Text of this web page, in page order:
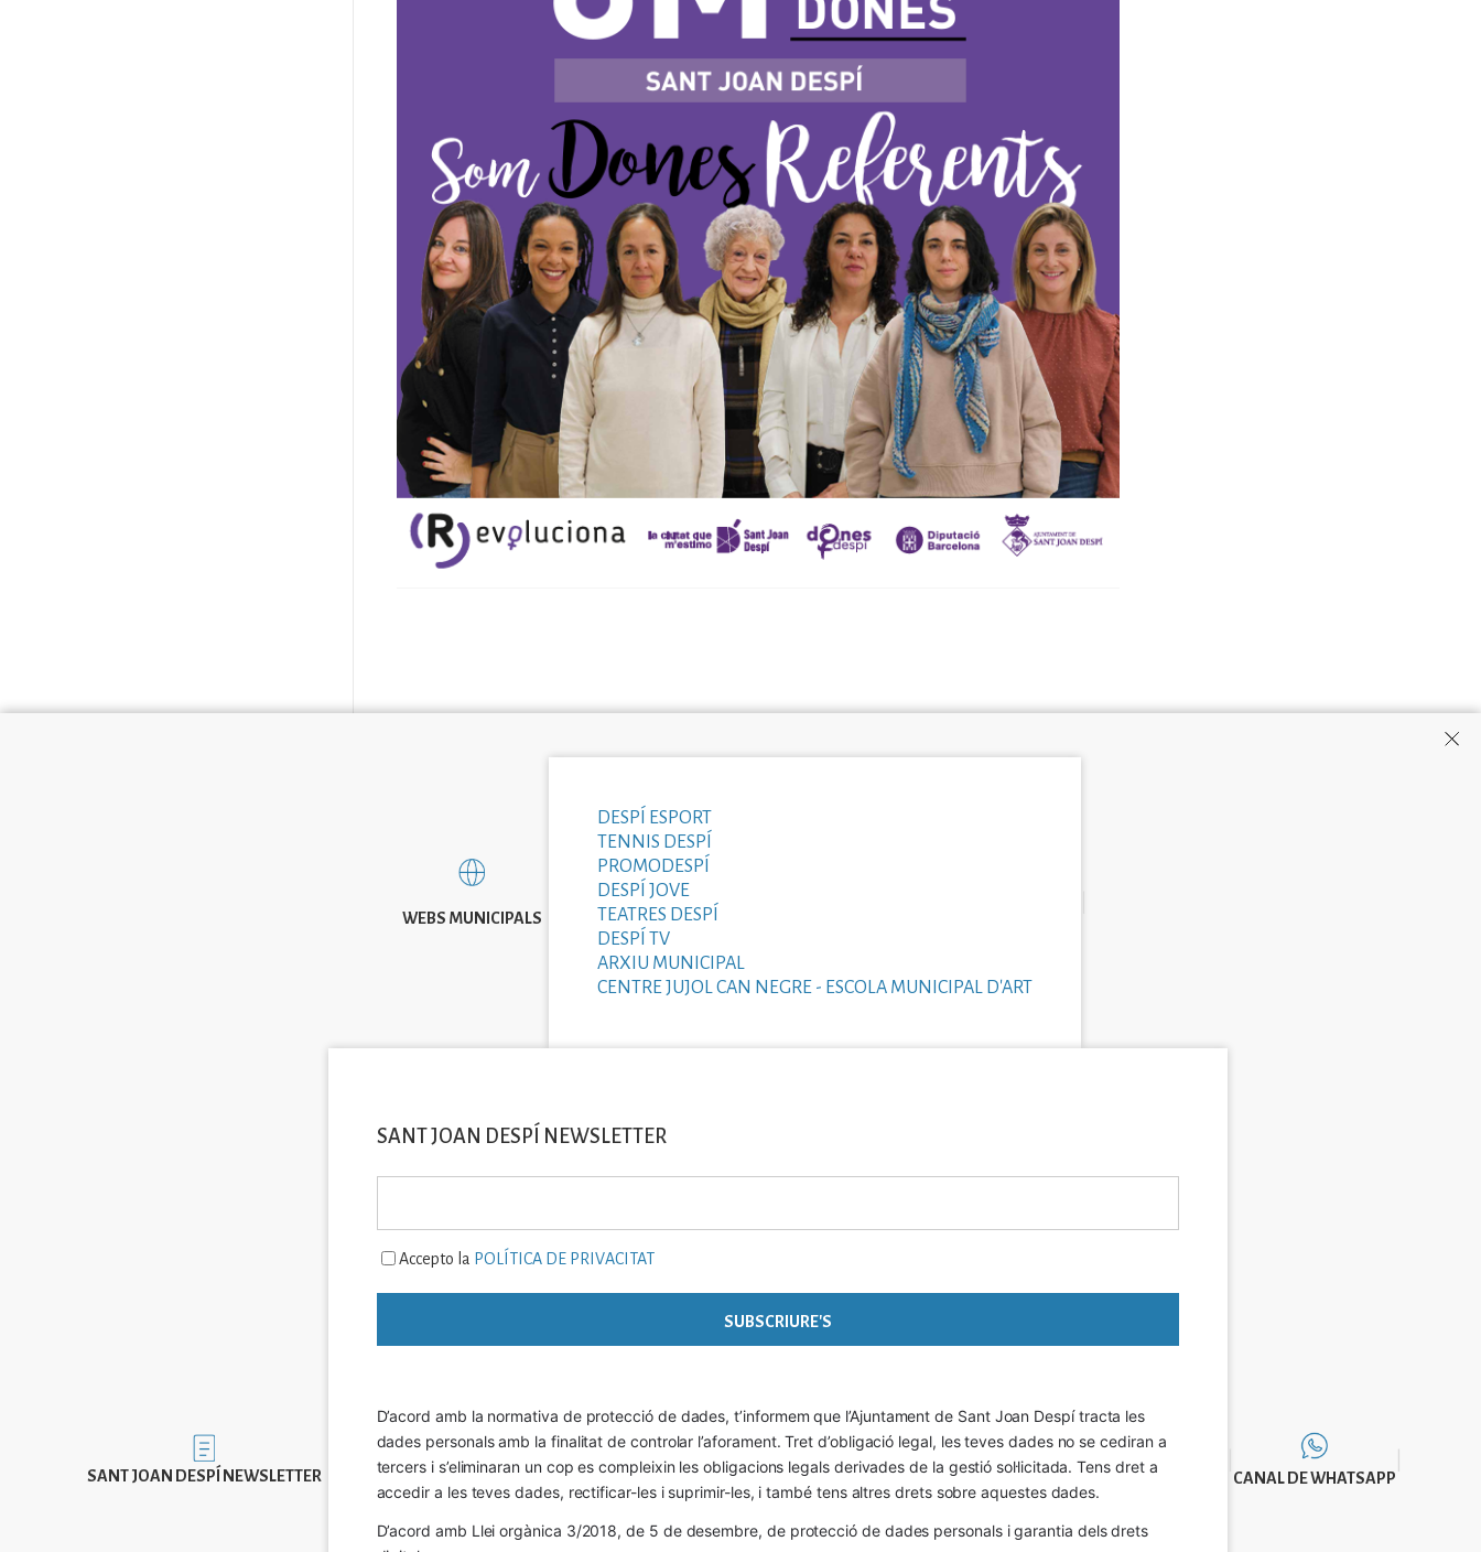
WEBS MUNICIPALS
DESPÍ ESPORT
TENNIS DESPÍ
PROMODESPÍ
DESPÍ JOVE
TEATRES DESPÍ
DESPÍ TV
ARXIU MUNICIPAL
CENTRE JUJOL CAN NEGRE - ESCOLA MUNICIPAL D'ART
Imatge
SANT JOAN DESPÍ NEWSLETTER
SANT JOAN DESPÍ NEWSLETTER
Accepto la POLÍTICA DE PRIVACITAT
D’acord amb la normativa de protecció de dades, t’informem que l’Ajuntament de Sant Joan Despí tracta les
dades personals amb la finalitat de controlar l’aforament. Tret d’obligació legal, les teves dades no se cediran a
tercers i s’eliminaran un cop es compleixin les obligacions legals derivades de la gestió sol·licitada. Tens dret a
accedir a les teves dades, rectificar-les i suprimir-les, i també tens altres drets sobre aquestes dades.
D’acord amb Llei orgànica 3/2018, de 5 de desembre, de protecció de dades personals i garantia dels drets
CANAL DE WHATSAPP